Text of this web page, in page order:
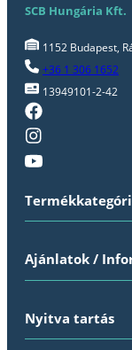
SCB Hungária Kft.
1152 Budapest,
+36 1 306 1652
13949101-2-42
Ajánlatok /
Nyitva tartás